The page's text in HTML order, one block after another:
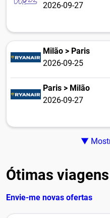
2026-09-27
Milão > Paris
2026-09-25
Paris > Milão
2026-09-27
▼
Ótimas
Envie-me novas ofertas